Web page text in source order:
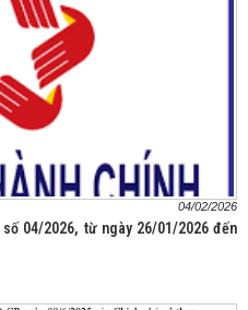
04/02/2026
04/2026, từ ngày 26/01/2026 đến